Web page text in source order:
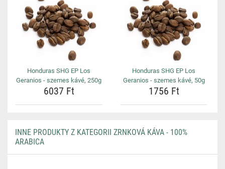
Honduras SHG EP Los
Geranios - szemes kávé, 250g
6037 Ft
Honduras SHG EP Los
Geranios - szemes kávé, 50g
1756 Ft
INNE PRODUKTY Z KATEGORII ZRNKOVÁ KÁVA - 100%
ARABICA